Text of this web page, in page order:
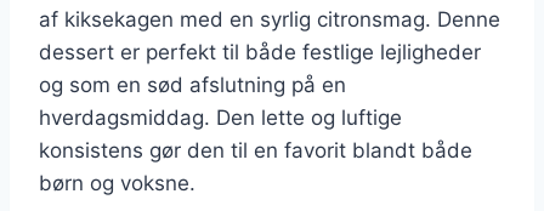
af kiksekagen med en syrlig citronsmag. Denne
dessert er perfekt til både festlige lejligheder
og som en sød afslutning på en
hverdagsmiddag. Den lette og luftige
konsistens gør den til en favorit blandt både
børn og voksne.